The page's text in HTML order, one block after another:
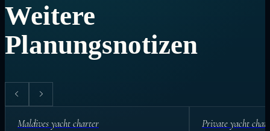
Weitere
Planungsnotizen
Maldives yacht charter Private yacht